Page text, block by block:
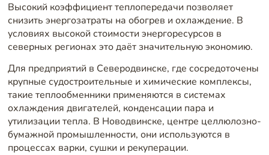
Высокий коэффициент теплопередачи позволяет
снизить энергозатраты на обогрев и охлаждение. В
условиях высокой стоимости энергоресурсов в
северных регионах это даёт значительную экономию.
Для предприятий в Северодвинске, где сосредоточены
крупные судостроительные и химические комплексы,
такие теплообменники применяются в системах
охлаждения двигателей, конденсации пара и
утилизации тепла. В Новодвинске, центре целлюлозно-
бумажной промышленности, они используются в
процессах варки, сушки и рекуперации.